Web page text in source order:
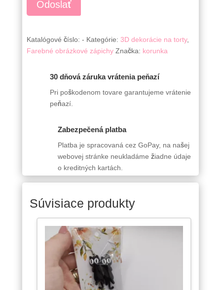
Katalógové číslo: - Kategórie: 3D dekorácie na torty,
Farebné obrázkové zápichy Značka: korunka
30 dňová záruka vrátenia peňazí
Pri poškodenom tovare garantujeme vrátenie
peňazí.
Zabezpečená platba
Platba je spracovaná cez GoPay, na našej
webovej stránke neukladáme žiadne údaje
o kreditných kartách.
Súvisiace produkty